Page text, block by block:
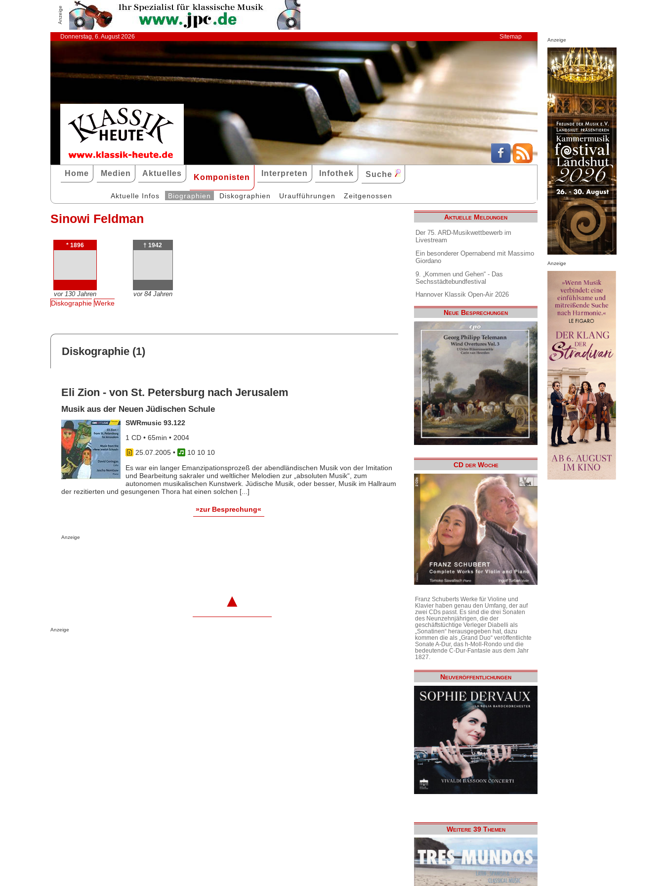
Anzeige
Donnerstag, 6. August 2026 Sitemap
Home Medien Aktuelles Komponisten Interpreten Infothek Suche
Aktuelle Infos Biographien Diskographien Uraufführungen Zeitgenossen
Sinowi Feldman
* 1896
vor 130 Jahren
† 1942
vor 84 Jahren
Diskographie Werke
Diskographie (1)
Eli Zion - von St. Petersburg nach Jerusalem
Musik aus der Neuen Jüdischen Schule
SWRmusic 93.122
1 CD • 65min • 2004
25.07.2005•
10 10 10
Es war ein langer Emanzipationsprozeß der abendländischen Musik von der Imitation
und Bearbeitung sakraler und weltlicher Melodien zur „absoluten Musik“, zum
autonomen musikalischen Kunstwerk. Jüdische Musik, oder besser, Musik im Hallraum
der rezitierten und gesungenen Thora hat einen solchen [...]
»zur Besprechung«
Anzeige
▲
Anzeige
Aktuelle Meldungen
Der 75. ARD-Musikwettbewerb im
Livestream
Ein besonderer Opernabend mit Massimo
Giordano
9. „Kommen und Gehen“ - Das
Sechsstädtebundfestival
Hannover Klassik Open-Air 2026
Neue Besprechungen
CD der Woche
Franz Schuberts Werke für Violine und
Klavier haben genau den Umfang, der auf
zwei CDs passt. Es sind die drei Sonaten
des Neunzehnjährigen, die der
geschäftstüchtige Verleger Diabelli als
„Sonatinen“ herausgegeben hat, dazu
kommen die als „Grand Duo“ veröffentlichte
Sonate A-Dur, das h-Moll-Rondo und die
bedeutende C-Dur-Fantasie aus dem Jahr
1827.
Neuveröffentlichungen
Weitere 39 Themen
Anzeige
Anzeige